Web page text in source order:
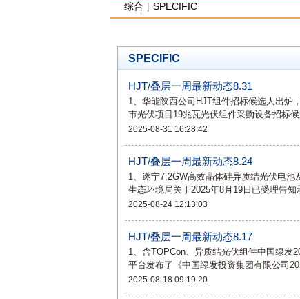
综合 | SPECIFIC
SPECIFIC
HJT/叠层一周最新动态8.31
1、华能陕西公司HJT组件招标候选人出炉
市光伏项目19兆瓦光伏组件采购设备招标
2025-08-31 16:28:42
HJT/叠层一周最新动态8.24
1、遂宁7.2GW高效晶体硅异质结光伏电
生态环境局关于2025年8月19日已受理告
2025-08-24 12:13:03
HJT/叠层一周最新动态8.17
1、含TOPCon、异质结光伏组件中国绿发
平台发布了《中国绿发投资集团有限公司
2025-08-18 09:19:20